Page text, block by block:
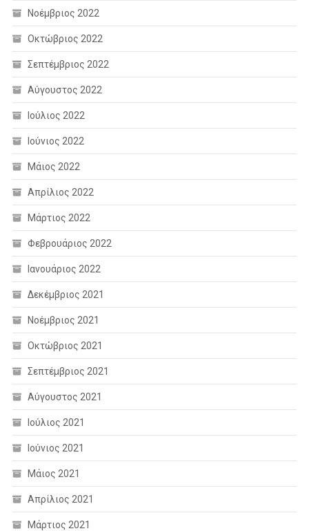
Νοέμβριος 2022
Οκτώβριος 2022
Σεπτέμβριος 2022
Αύγουστος 2022
Ιούλιος 2022
Ιούνιος 2022
Μάιος 2022
Απρίλιος 2022
Μάρτιος 2022
Φεβρουάριος 2022
Ιανουάριος 2022
Δεκέμβριος 2021
Νοέμβριος 2021
Οκτώβριος 2021
Σεπτέμβριος 2021
Αύγουστος 2021
Ιούλιος 2021
Ιούνιος 2021
Μάιος 2021
Απρίλιος 2021
Μάρτιος 2021